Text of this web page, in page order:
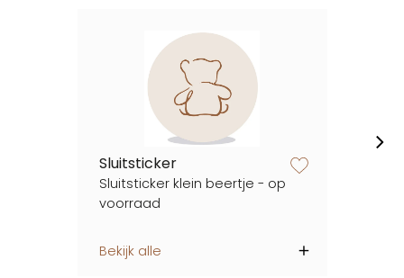
Sluitsticker
Sluitsticker klein beertje - op
voorraad
Bekijk alle